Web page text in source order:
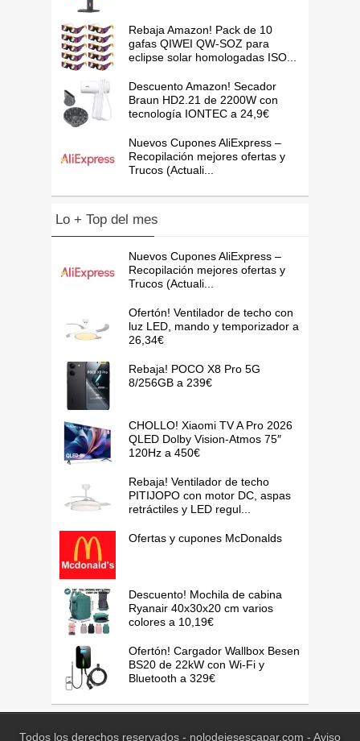
Rebaja Amazon! Pack de 10
gafas QIWEI QW-SOZ para
eclipse solar homologadas ISO...
Descuento Amazon! Secador
Braun HD2.21 de 2200W con
tecnología IONTEC a 24,9€
Nuevos Cupones AliExpress –
Recopilación mejores ofertas y
Trucos (Actuali...
Lo + Top del mes
Nuevos Cupones AliExpress –
Recopilación mejores ofertas y
Trucos (Actuali...
Ofertón! Ventilador de techo con
luz LED, mando y temporizador a
26,34€
Rebaja! POCO X8 Pro 5G
8/256GB a 239€
CHOLLO! Xiaomi TV A Pro 2026
QLED Dolby Vision-Atmos 75″
120Hz a 450€
Rebaja! Ventilador de techo
PITIJOPO con motor DC, aspas
retráctiles y LED regul...
Ofertas y cupones McDonalds
Descuento! Mochila de cabina
Ryanair 40x30x20 cm varios
colores a 10,19€
Ofertón! Cargador Wallbox Besen
BS20 de 22kW con Wi-Fi y
Bluetooth a 329€
Todos los derechos reservados - nolodejesescapar.com - Aviso